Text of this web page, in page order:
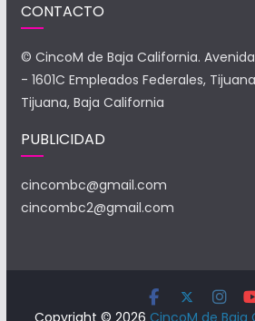
CONTACTO
© CincoM de Baja California.
- 1601C Empleados Federales,
Tijuana, Baja California
PUBLICIDAD
cincombc@gmail.com
cincombc2@gmail.com
Copyright © 2026 CincoM de Baja